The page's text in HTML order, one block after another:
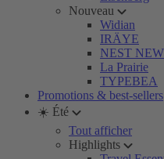
Nouveau
Widian
IRÄYE
NEST
La Prairie
TYPEBEA
Promotions & best-sellers
☀️ Été
Tout afficher
Highlights